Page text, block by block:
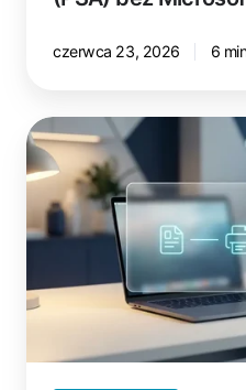
czerwca 23, 2026 6
Czy
wirtualne
drukarki
PDF
działają
trybie
Windows
Print?